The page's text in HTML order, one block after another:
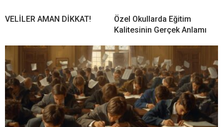
VELİLER AMAN DİKKAT!
Özel Okullarda Eğitim
Kalitesinin Gerçek Anlamı